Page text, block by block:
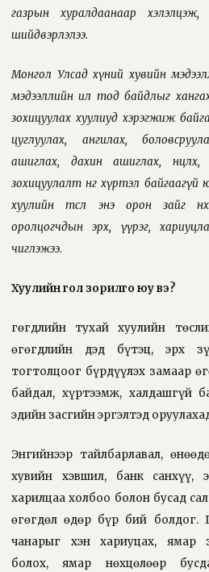
газрын хуралдаанаар хэлэлцэж,
шийдвэрлэлээ.
Монгол Улсад хүний хувийн
мэдээллийн ил тод байдлыг
зохицуулах хуулиуд хэрэгжиж
цуглуулах, ангилах,
ашиглах, дахин ашиглах,
зохицуулалт өнөөг хүртэл
хуулийн төсөл энэ орон зайг
оролцогчдын эрх, үүрэг,
чиглэжээ.
Хуулийн гол зорилго юу вэ?
Өгөгдлийн тухай хуулийн
өгөгдлийн дэд бүтэц, эрх
тогтолцоог бүрдүүлэх замаар
байдал, хүртээмж, халдашгүй
эдийн засгийн эргэлтэд
Энгийнээр тайлбарлавал,
хувийн хэвшил, банк санхүү,
харилцаа холбоо болон бусад
өгөгдөл өдөр бүр бий болдог.
чанарыг хэн хариуцах, ямар
болох, ямар нөхцөлөөр